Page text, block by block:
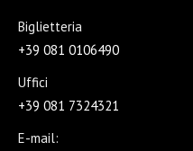
Biglietteria
+39 081 0106490
Uffici
+39 081 7324321
E-mail: